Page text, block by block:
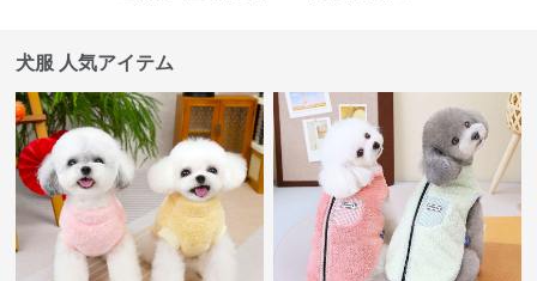
犬服 人気アイテム